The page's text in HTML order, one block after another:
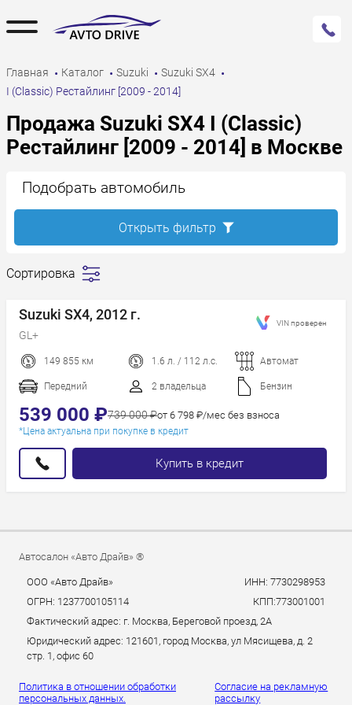
Главная Каталог Suzuki
Suzuki SX4
I (Classic) Рестайлинг [2009 - 2014]
Продажа Suzuki SX4 I (Classic)
Рестайлинг [2009 - 2014] в Москве
Сортировка
дешевле
Сначала
дороже
Пробег
Год новее
Год старше
Suzuki SX4, 2012 г.
GL+
149 855 км 1.6 л. / 112 л.с. Автомат
Передний 2 владельца Бензин
539 000 ₽739 000 ₽от 6 798 ₽/мес без взноса
*Цена актуальна при покупке в кредит
Купить в кредит
VIN проверен
Подобрать автомобиль
Открыть фильтр
Автосалон «Авто Драйв» ®
ООО «Авто Драйв»
ИНН: 7730298953
ОГРН: 1237700105114
КПП:773001001
Фактический адрес: г. Москва, Береговой проезд, 2А
Юридический адрес: 121601, город Москва, ул Мясищева, д. 2
стр. 1, офис 60
Политика в отношении обработки
персональных данных.
Согласие на рекламную
рассылку